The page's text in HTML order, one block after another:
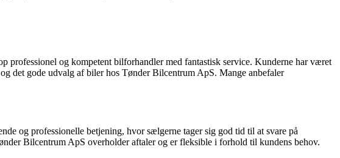
professionel og kompetent bilforhandler med fantastisk service. Kunderne har været
det gode udvalg af biler hos Tønder Bilcentrum ApS. Mange anbefaler
og professionelle betjening, hvor sælgerne tager sig god tid til at svare på
Bilcentrum ApS overholder aftaler og er fleksible i forhold til kundens behov.